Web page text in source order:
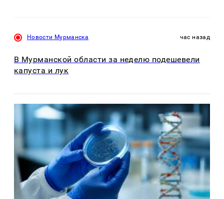
Новости Мурманска час назад
В Мурманской области за неделю подешевели
капуста и лук